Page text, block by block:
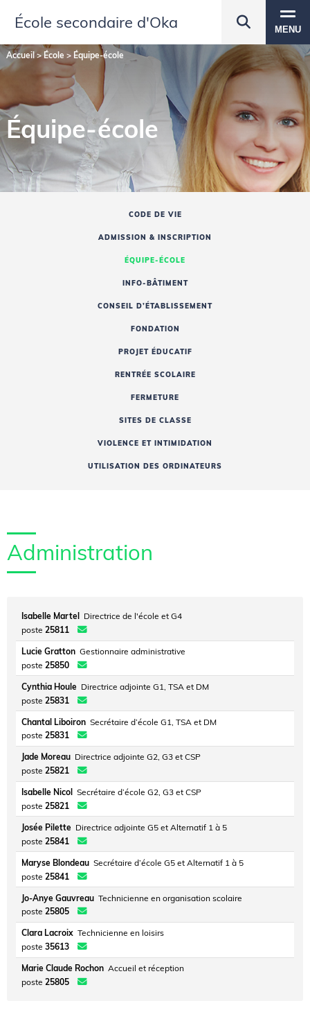
École secondaire d'Oka MENU
Accueil>École > Équipe-école
Équipe-école
CODE DE VIE
ADMISSION & INSCRIPTION
ÉQUIPE-ÉCOLE
INFO-BÂTIMENT
CONSEIL D’ÉTABLISSEMENT
FONDATION
PROJET ÉDUCATIF
RENTRÉE SCOLAIRE
FERMETURE
SITES DE CLASSE
VIOLENCE ET INTIMIDATION
UTILISATION DES ORDINATEURS
Administration
Isabelle Martel
Directrice de l'école et G4
poste 25811
Lucie Gratton Gestionnaire administrative
poste 25850
Cynthia Houle Directrice adjointe G1, TSA et DM
poste 25831
Chantal Liboiron Secrétaire d’école G1, TSA et DM
poste 25831
Jade Moreau Directrice adjointe G2, G3 et CSP
poste 25821
Isabelle Nicol Secrétaire d’école G2, G3 et CSP
poste 25821
Josée Pilette Directrice adjointe G5 et Alternatif 1 à 5
poste 25841
Maryse Blondeau Secrétaire d’école G5 et Alternatif 1 à 5
poste 25841
Jo-Anye Gauvreau Technicienne en organisation scolaire
poste 25805
Clara Lacroix Technicienne en loisirs
poste 35613
Marie Claude Rochon Accueil et réception
poste 25805